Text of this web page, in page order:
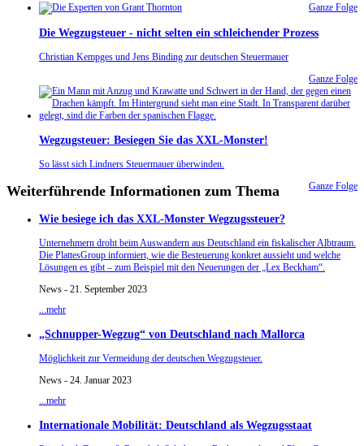
Ganze Folge
Die Wegzugsteuer - nicht selten ein schleichender Prozess
Christian Kempges und Jens Binding zur deutschen Steuermauer
Ganze Folge
Wegzugsteuer: Besiegen Sie das XXL-Monster!
So lässt sich Lindners Steuermauer überwinden.
Ganze Folge
Weiterführende Informationen zum Thema
Wie besiege ich das XXL-Monster Wegzugssteuer?
Unternehmern droht beim Auswandern aus Deutschland ein fiskalischer Albtraum.
Die PlattesGroup informiert, wie die Besteuerung konkret aussieht und welche
Lösungen es gibt – zum Beispiel mit den Neuerungen der „Lex Beckham“.
News - 21. September 2023
...mehr
„Schnupper-Wegzug“ von Deutschland nach Mallorca
Möglichkeit zur Vermeidung der deutschen Wegzugsteuer.
News - 24. Januar 2023
...mehr
Internationale Mobilität: Deutschland als Wegzugsstaat